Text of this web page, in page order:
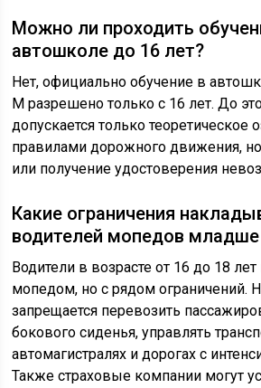
Можно ли проходить
автошколе до 16 лет?
Нет, официально обучение в
М разрешено только с 16 лет. До
допускается только теоретическое
правилами дорожного движения,
или получение удостоверения
Какие ограничения
водителей мопедов младше
Водители в возрасте от 16 до 18 лет
мопедом, но с рядом ограничений.
запрещается перевозить
бокового сиденья, управлять
автомагистралях и дорогах с
Также страховые компании могут